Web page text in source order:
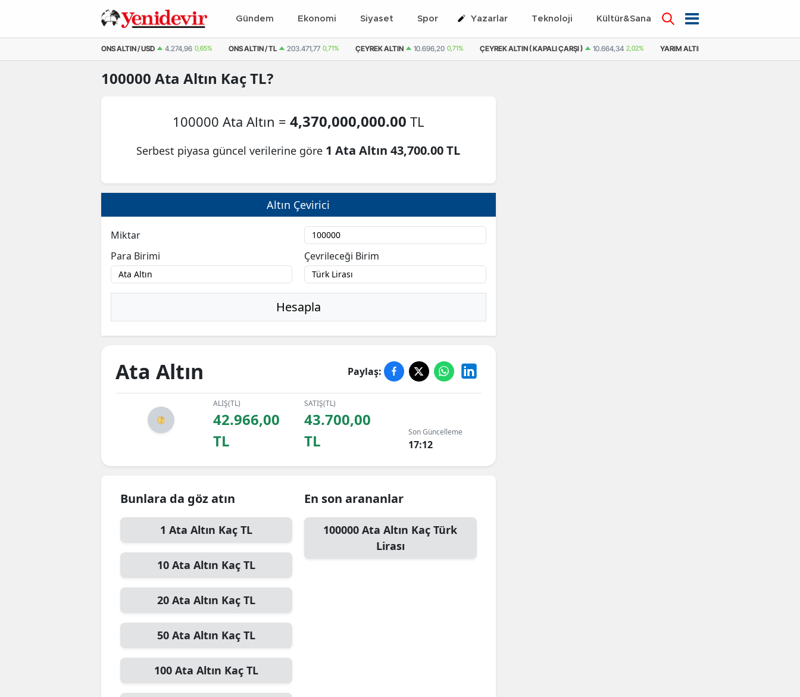
Gündem Ekonomi Siyaset Spor Yazarlar Teknoloji Kültür&Sanat
ONS ALTIN / USD 4.274,96 0,65% ONS ALTIN / TL 203.471,77 0,71% ÇEYREK ALTIN 10.696,20 0,71% ÇEYREK ALTIN ( KAPALI ÇARŞI ) 10.664,34 2,02% YARIM ALTIN
100000 Ata Altın Kaç TL?
100000 Ata Altın = 4,370,000,000.00 TL
Serbest piyasa güncel verilerine göre 1 Ata Altın 43,700.00 TL
Altın Çevirici
Miktar
Para Birimi
Çevrileceği Birim
Hesapla
Ata Altın Paylaş:
ALIŞ(TL)
42.966,00
TL
SATIŞ(TL)
43.700,00
TL
Son Güncelleme
17:12
Bunlara da göz atın
1Ata Altın Kaç TL
10Ata Altın Kaç TL
20Ata Altın Kaç TL
50Ata Altın Kaç TL
100Ata Altın Kaç TL
En son arananlar
100000Ata Altın Kaç Türk
Lirası